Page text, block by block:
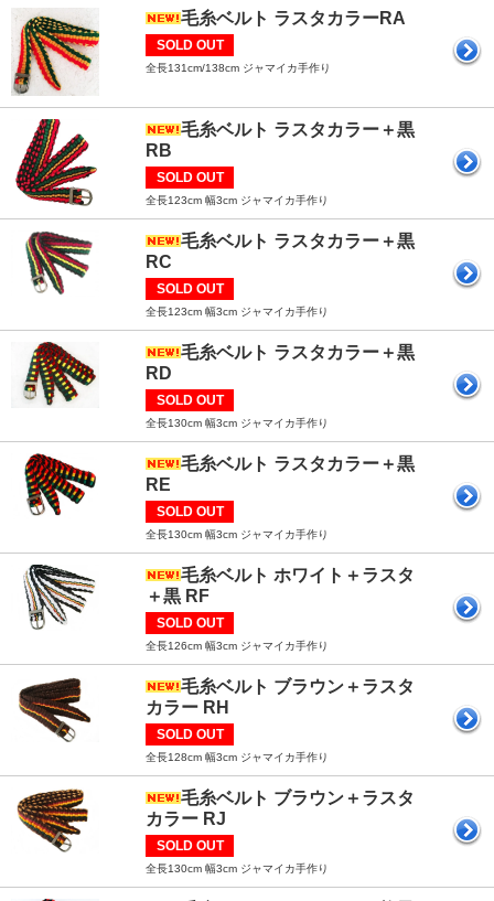
毛糸ベルト ラスタカラーRA
SOLD OUT
全長131cm/138cm ジャマイカ手作り
毛糸ベルト ラスタカラー＋黒
RB
SOLD OUT
全長123cm 幅3cm ジャマイカ手作り
毛糸ベルト ラスタカラー＋黒
RC
SOLD OUT
全長123cm 幅3cm ジャマイカ手作り
毛糸ベルト ラスタカラー＋黒
RD
SOLD OUT
全長130cm 幅3cm ジャマイカ手作り
毛糸ベルト ラスタカラー＋黒
RE
SOLD OUT
全長130cm 幅3cm ジャマイカ手作り
毛糸ベルト ホワイト＋ラスタ
＋黒 RF
SOLD OUT
全長126cm 幅3cm ジャマイカ手作り
毛糸ベルト ブラウン＋ラスタ
カラー RH
SOLD OUT
全長128cm 幅3cm ジャマイカ手作り
毛糸ベルト ブラウン＋ラスタ
カラー RJ
SOLD OUT
全長130cm 幅3cm ジャマイカ手作り